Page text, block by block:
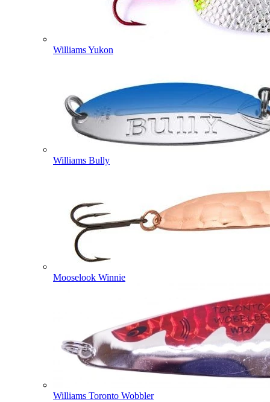
Williams Yukon
Williams Bully
Mooselook Winnie
Williams Toronto Wobbler